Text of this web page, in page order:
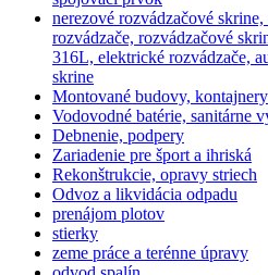
nerezové rozvádzačové
rozvádzače, rozvádzačové
316L, elektrické rozvádzače,
skrine
Montované budovy, kontajnery
Vodovodné batérie, sanitárne
Debnenie, podpery
Zariadenie pre šport a ihriská
Rekonštrukcie, opravy striech
Odvoz a likvidácia odpadu
prenájom plotov
stierky
zeme práce a terénne úpravy